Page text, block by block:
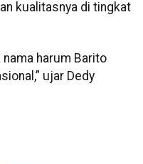
kualitasnya di tingkat
harum Barito
ujar Dedy